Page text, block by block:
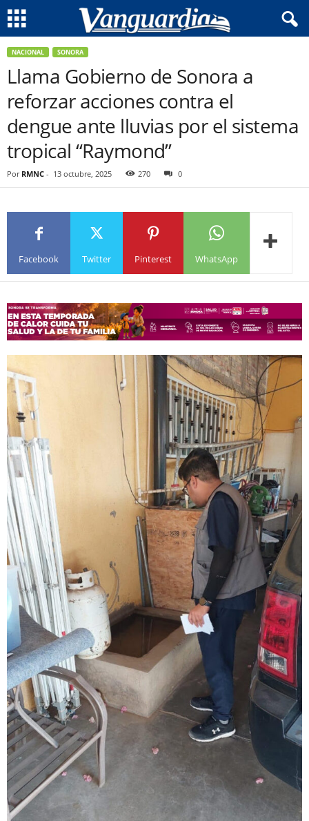
NACIONAL SONORA
Llama Gobierno de Sonora a
reforzar acciones contra el
dengue ante lluvias por el sistema
tropical “Raymond”
Por RMNC - 13 octubre, 2025 270 0
Facebook Twitter Pinterest WhatsApp